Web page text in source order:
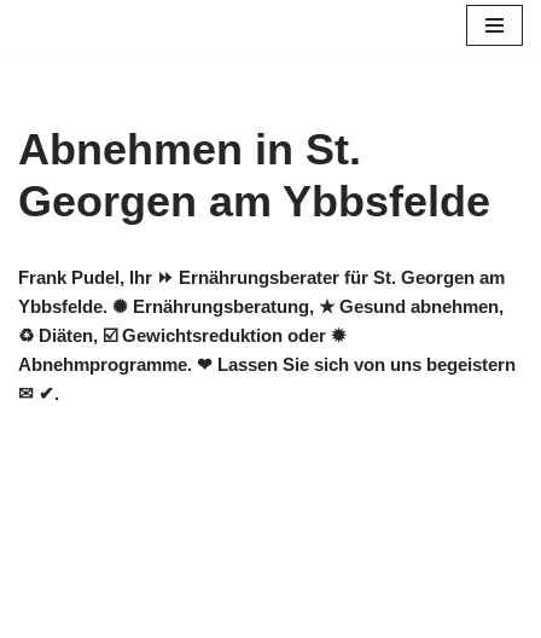
Abnehmen in St.
Georgen am Ybbsfelde
Frank Pudel, Ihr ⏩ Ernährungsberater für St. Georgen am
Ybbsfelde. ✺ Ernährungsberatung, ★ Gesund abnehmen,
♻ Diäten, ☑️ Gewichtsreduktion oder ✹
Abnehmprogramme. ❤ Lassen Sie sich von uns begeistern
✉ ✔.